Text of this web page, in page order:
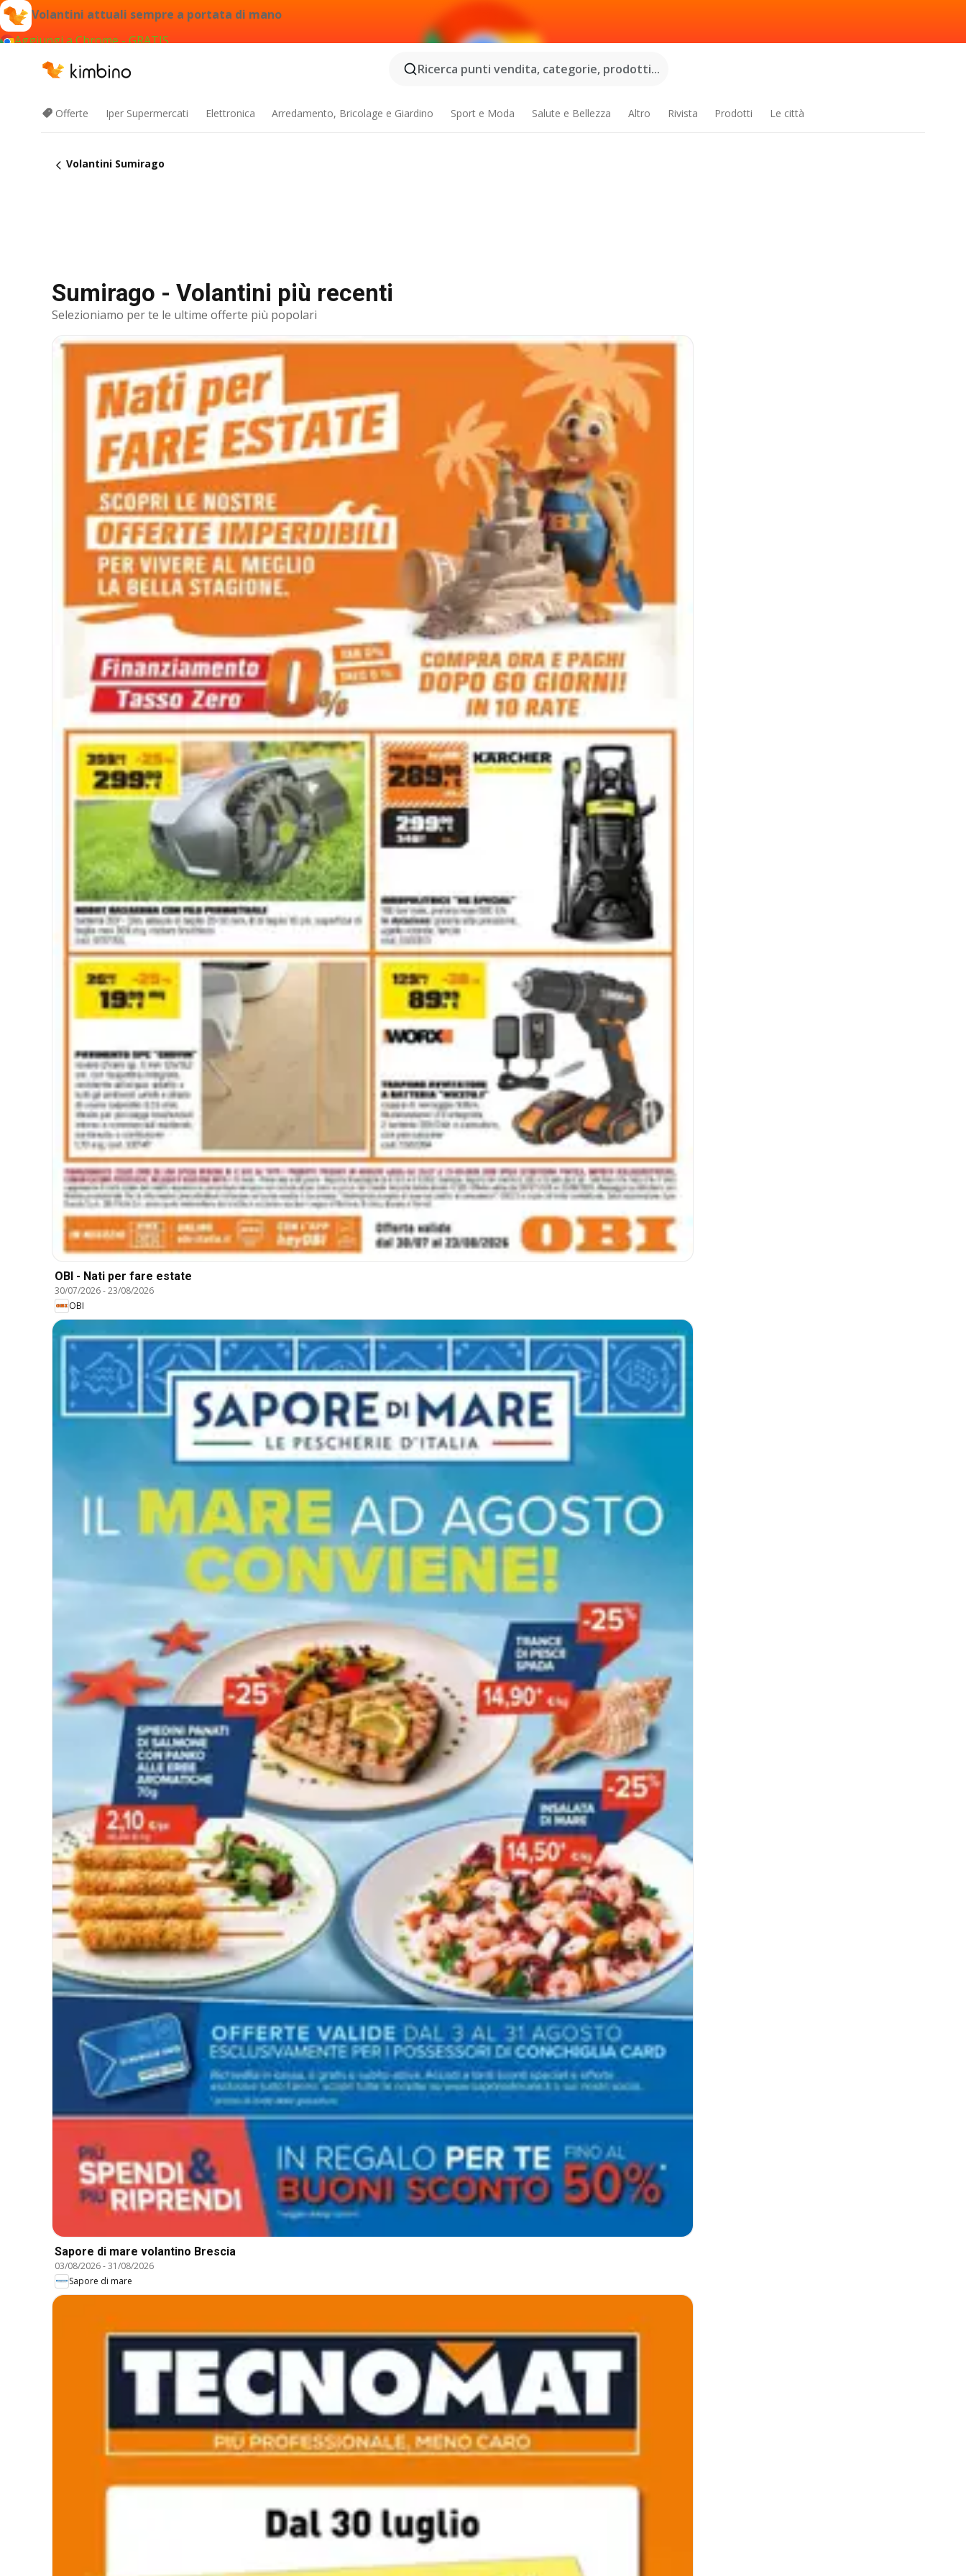
Volantini attuali sempre a portata di mano
Aggiungi a Chrome - GRATIS
Ricerca punti vendita, categorie, prodotti...
Offerte Iper Supermercati Elettronica Arredamento, Bricolage e Giardino Sport e Moda Salute e Bellezza Altro Rivista Prodotti Le città
Volantini Sumirago
Sumirago - Volantini più recenti
Selezioniamo per te le ultime offerte più popolari
OBI - Nati per fare estate
30/07/2026-23/08/2026
OBI
Sapore di mare volantino Brescia
03/08/2026-31/08/2026
Sapore di mare